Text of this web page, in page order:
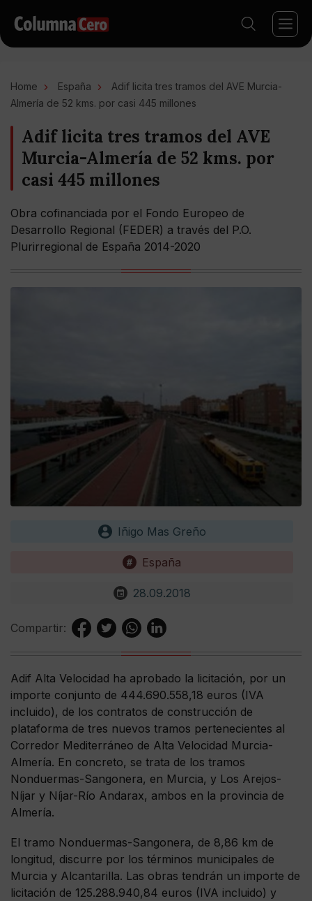
Home España
Adif licita tres tramos del AVE Murcia-
Almería de 52 kms. por casi 445 millones
Adif licita tres tramos del AVE
Murcia-Almería de 52 kms. por
casi 445 millones
Obra cofinanciada por el Fondo Europeo de
Desarrollo Regional (FEDER) a través del P.O.
Plurirregional de España 2014-2020
Iñigo Mas Greño
España
28.09.2018
Compartir:
Adif Alta Velocidad ha aprobado la licitación, por un
importe conjunto de 444.690.558,18 euros (IVA
incluido), de los contratos de construcción de
plataforma de tres nuevos tramos pertenecientes al
Corredor Mediterráneo de Alta Velocidad Murcia-
Almería. En concreto, se trata de los tramos
Nonduermas-Sangonera, en Murcia, y Los Arejos-
Níjar y Níjar-Río Andarax, ambos en la provincia de
Almería.
El tramo Nonduermas-Sangonera, de 8,86 km de
longitud, discurre por los términos municipales de
Murcia y Alcantarilla. Las obras tendrán un importe de
licitación de 125.288.940,84 euros (IVA incluido) y